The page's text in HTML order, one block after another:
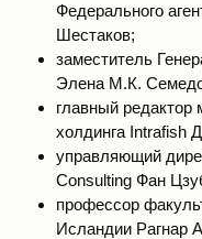
Федерального
Шестаков;
заместитель
Элена М.К.
главный редактор
холдинга Intrafish
управляющий
Consulting Фан
профессор
Исландии Рагнар